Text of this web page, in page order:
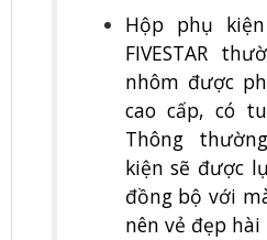
Hộp phụ
FIVESTAR
nhôm được
cao cấp, có
Thông
kiện sẽ được
đồng bộ với
nên vẻ đẹp